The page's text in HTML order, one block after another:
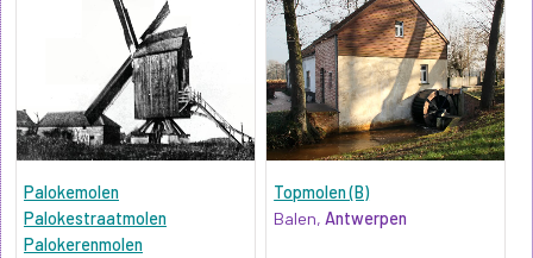
Palokemolen
Palokestraatmolen
Palokerenmolen
Topmolen (B)
Balen,Antwerpen